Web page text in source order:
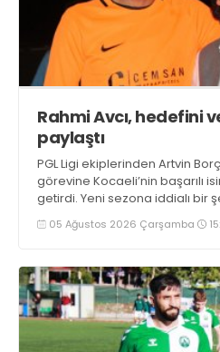
Rahmi Avcı, hedefini
paylaştı
PGL Ligi ekiplerinden Artvin
görevine Kocaeli’nin başarılı
getirdi. Yeni sezona iddialı bir
duygularını aktardı.
05 Ağustos 2026 Çarşamba